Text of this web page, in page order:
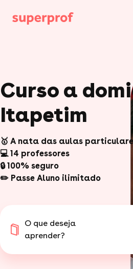
Curso a
Itapetim
🥇 A nata das aulas
💻 14 professores
🔒 100% seguro
✏️ Passe Aluno ilimitado
O que deseja
aprender?